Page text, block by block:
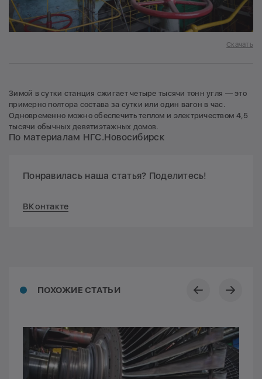
Скачать
Зимой в сутки станция сжигает четыре тысячи тонн угля — это
примерно полтора состава за сутки или один вагон в час.
Одновременно можно обеспечить теплом и электричеством 4,5
тысячи обычных девятиэтажных домов.
По материалам НГС.Новосибирск
Понравилась наша статья? Поделитесь!
ВКонтакте
ПОХОЖИЕ СТАТЬИ